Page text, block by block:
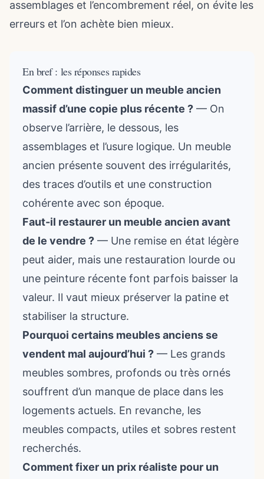
assemblages et l’encombrement réel, on évite les
erreurs et l’on achète bien mieux.
En bref : les réponses rapides
Comment distinguer un meuble ancien
massif d’une copie plus récente ? — On
observe l’arrière, le dessous, les
assemblages et l’usure logique. Un meuble
ancien présente souvent des irrégularités,
des traces d’outils et une construction
cohérente avec son époque.
Faut-il restaurer un meuble ancien avant
de le vendre ? — Une remise en état légère
peut aider, mais une restauration lourde ou
une peinture récente font parfois baisser la
valeur. Il vaut mieux préserver la patine et
stabiliser la structure.
Pourquoi certains meubles anciens se
vendent mal aujourd’hui ? — Les grands
meubles sombres, profonds ou très ornés
souffrent d’un manque de place dans les
logements actuels. En revanche, les
meubles compacts, utiles et sobres restent
recherchés.
Comment fixer un prix réaliste pour un